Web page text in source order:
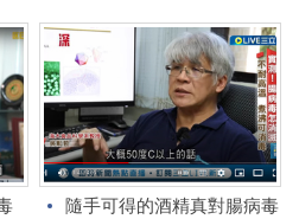
隨手可得的酒精真對腸病毒